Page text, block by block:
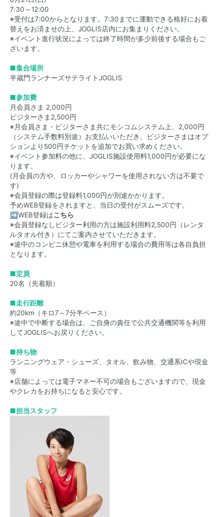
7:30～12:00
※受付は7:00からとなります。7:30までに運動できる格好にお着
替えをお済ませの上、JOGLIS店内にお集まりください。
※イベント進行状況によっては終了時間が多少前後する場合もご
ざいます。
■集合場所
半蔵門ランナーズサテライトJOGLIS
■参加費
月会員さま 2,000円
ビジターさま2,500円
※月会員さま・ビジターさま共にモシコムシステム上、2,000円
（システム手数料別途）お支払いいただき、ビジターさまはオプ
ションより500円チケットを追加でお買い求めください。
※イベント参加料の他に、JOGLIS施設使用料1,000円が必要にな
ります。
(月会員の方や、ロッカーやシャワーを使用されない方は不要で
す)
※会員登録の際は登録料1,000円が別途かかります。
予めWEB登録をされますと、当日の受付がスムーズです。
➡WEB登録はこちら
※会員登録なしビジター利用の方は施設利用料2,500円（レンタ
ルタオル付き）にてご案内させていただきます。
※途中のコンビニ休憩や電車を利用する場合の費用等は各自負担
となります。
■定員
20名（先着順）
■走行距離
約20km（キロ7～7分半ペース）
※途中で中断する場合は、ご自身の責任で公共交通機関等を利用
してJOGLISへお戻りください。
■持ち物
ランニングウェア・シューズ、タオル、飲み物、交通系ICや現金
等
※店舗によっては電子マネー不可の場合もございますので、現金
やクレカをお持ちになると安心です。
■担当スタッフ